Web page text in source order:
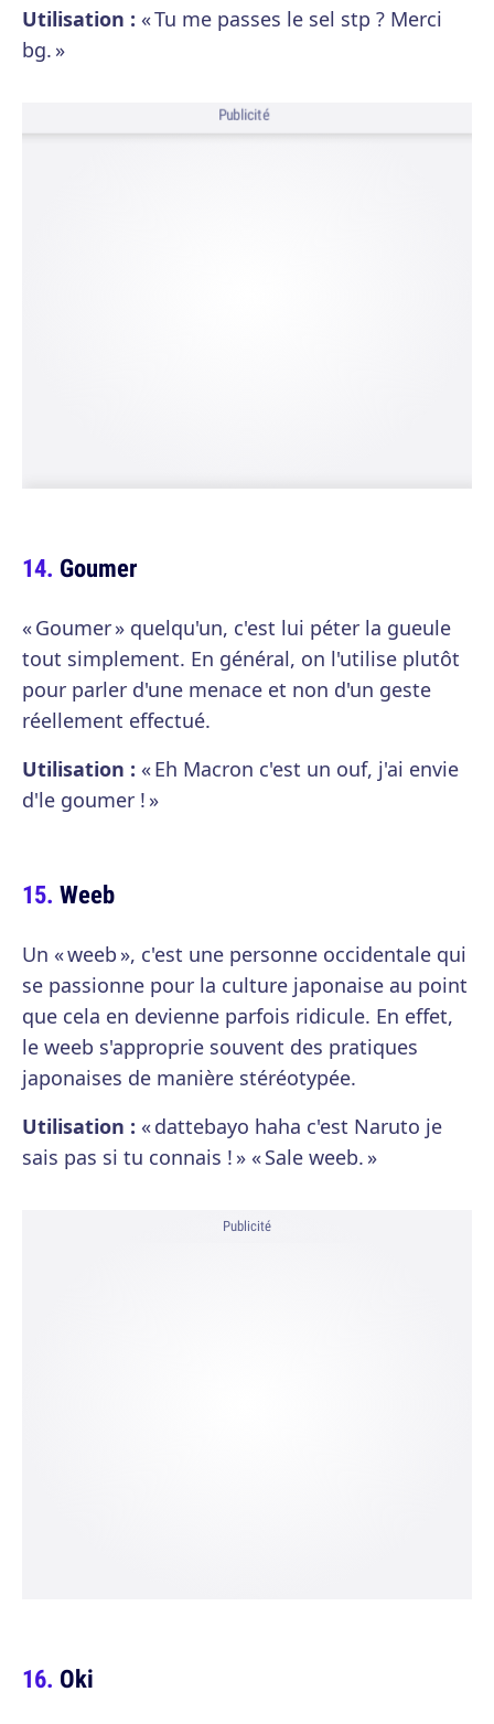
Utilisation : « Tu me passes le sel stp ? Merci
bg. »
Publicité
Goumer
« Goumer » quelqu'un, c'est lui péter la gueule
tout simplement. En général, on l'utilise plutôt
pour parler d'une menace et non d'un geste
réellement effectué.
Utilisation : « Eh Macron c'est un ouf, j'ai envie
d'le goumer ! »
Weeb
Un « weeb », c'est une personne occidentale qui
se passionne pour la culture japonaise au point
que cela en devienne parfois ridicule. En effet,
le weeb s'approprie souvent des pratiques
japonaises de manière stéréotypée.
Utilisation : « dattebayo haha c'est Naruto je
sais pas si tu connais ! » « Sale weeb. »
Publicité
Oki